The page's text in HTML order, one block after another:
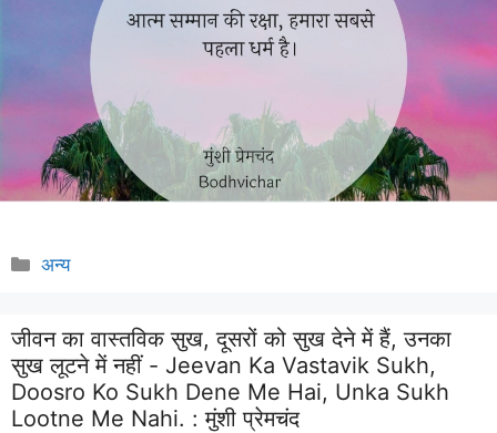
Categories
अन्य
जीवन का वास्तविक सुख, दूसरों को सुख देने में हैं, उनका
सुख लूटने में नहीं - Jeevan Ka Vastavik Sukh,
Doosro Ko Sukh Dene Me Hai, Unka Sukh
Lootne Me Nahi. :मुंशी प्रेमचंद